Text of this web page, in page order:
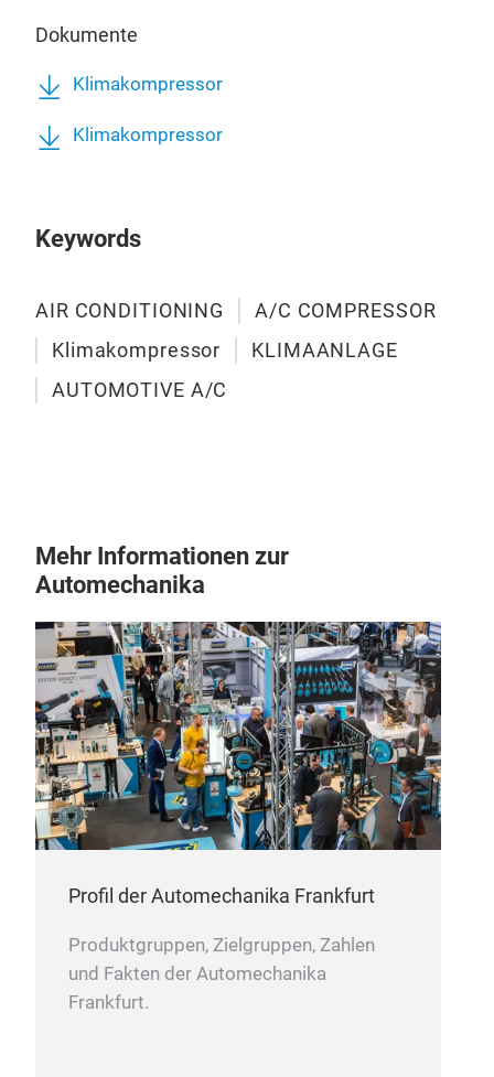
Dokumente
Klimakompressor
Klimakompressor
Keywords
AIR CONDITIONING
A/C COMPRESSOR
Klimakompressor
KLIMAANLAGE
AUTOMOTIVE A/C
Mehr Informationen zur
Automechanika
Profil der Automechanika Frankfurt
Produktgruppen, Zielgruppen, Zahlen
und Fakten der Automechanika
Frankfurt.